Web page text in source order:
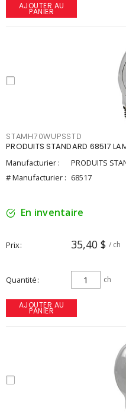
AJOUTER AU
PANIER
STAMH70WUPSSTD
PRODUITS STANDARD 68517
Manufacturier :
PRODUITS
# Manufacturier : 68517
En inventaire
Prix 35,40 $ / ch
Quantité ch
AJOUTER AU
PANIER